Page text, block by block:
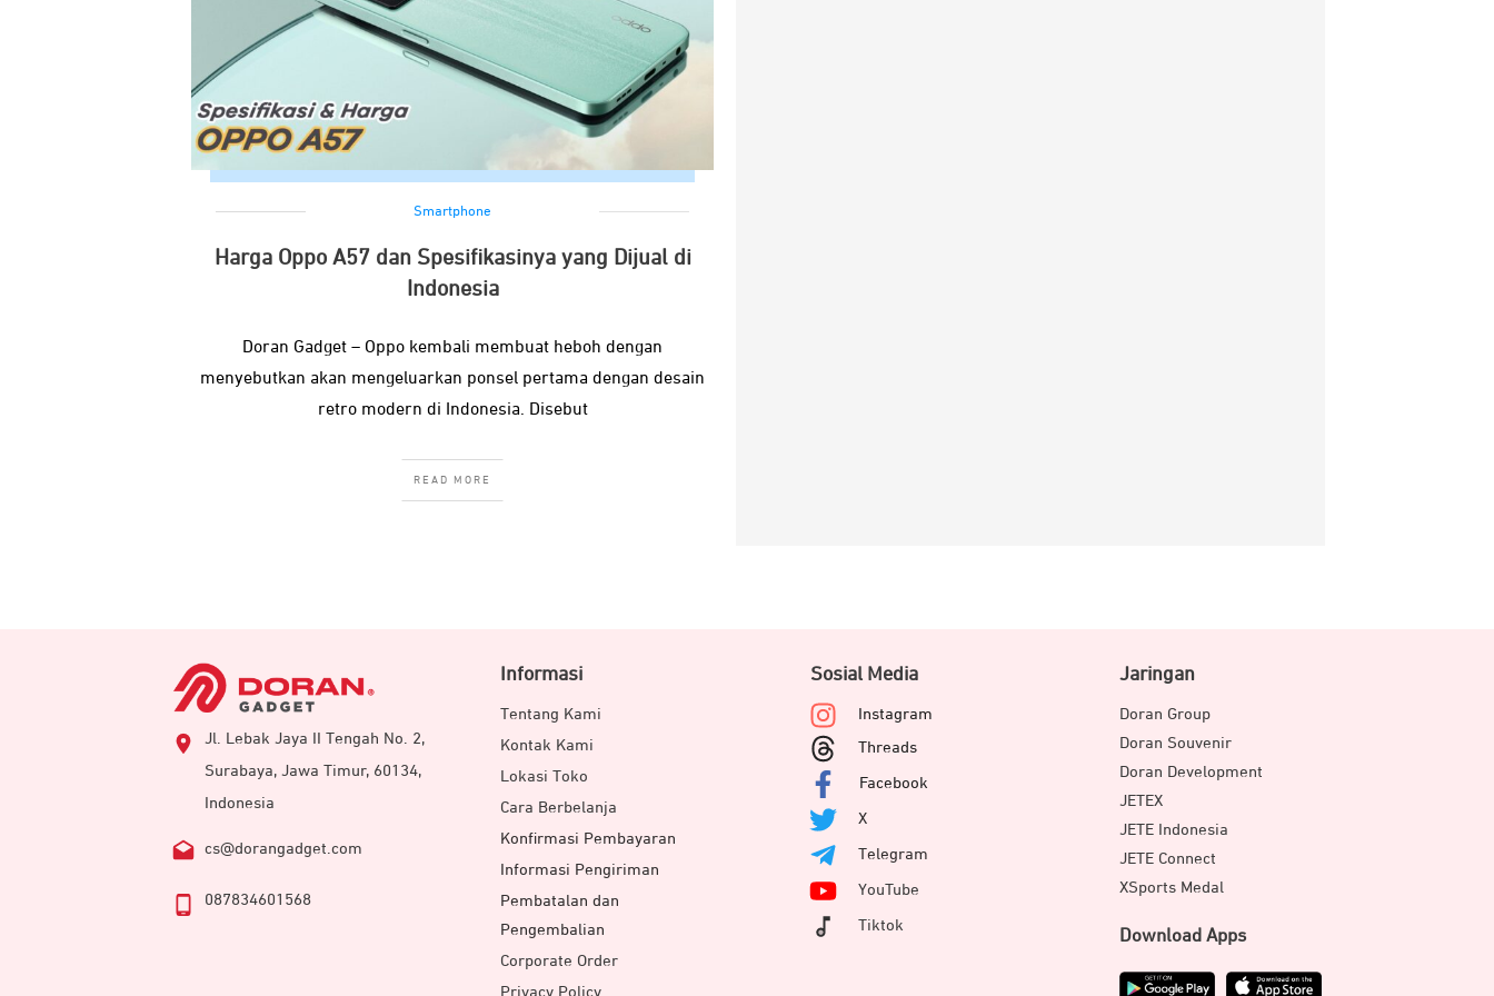
Smartphone
Harga Oppo A57 dan Spesifikasinya yang Dijual di
Indonesia
Doran Gadget – Oppo kembali membuat heboh dengan
menyebutkan akan mengeluarkan ponsel pertama dengan desain
retro modern di Indonesia. Disebut
READ MORE
Jl. Lebak Jaya II Tengah No. 2,
Surabaya, Jawa Timur, 60134,
Indonesia
cs@dorangadget.com
087834601568
Informasi
Tentang Kami
Kontak Kami
Lokasi Toko
Cara Berbelanja
Konfirmasi Pembayaran
Informasi Pengiriman
Pembatalan dan
Pengembalian
Corporate Order
Privacy Policy
Sosial Media
Instagram
Threads
Facebook
X
Telegram
YouTube
Tiktok
Jaringan
Doran Group
Doran Souvenir
Doran Development
JETEX
JETE Indonesia
JETE Connect
XSports Medal
Download Apps